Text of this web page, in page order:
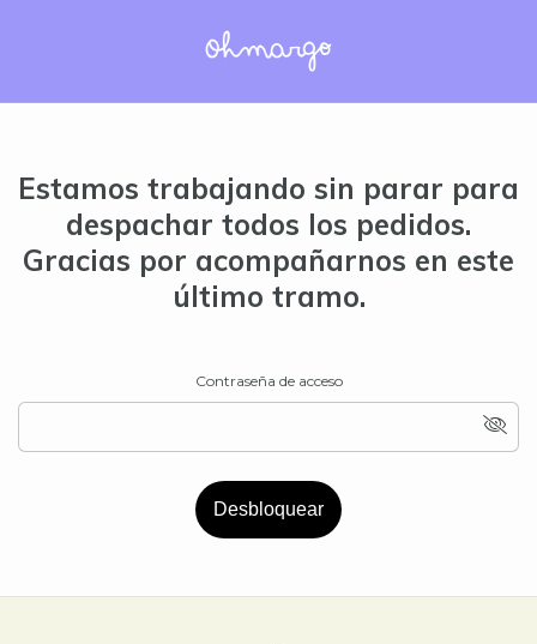
Estamos trabajando sin parar para
despachar todos los pedidos.
Gracias por acompañarnos en este
último tramo.
Contraseña de acceso
Desbloquear